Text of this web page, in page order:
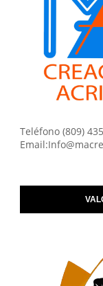
Teléfono (809)